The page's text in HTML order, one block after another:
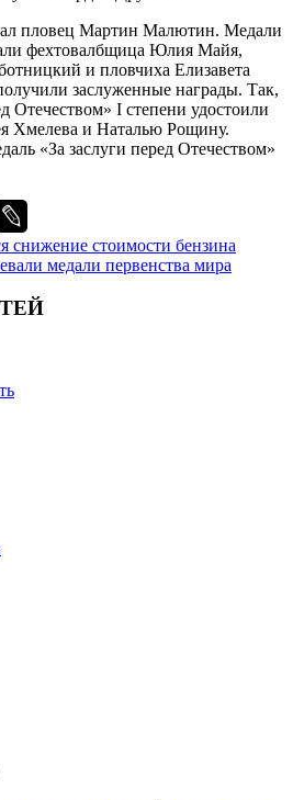
пловец Мартин Малютин. Медали
фехтовалбщица Юлия Майя,
и пловчиха Елизавета
заслуженные награды. Так,
Отечеством» I степени удостоили
Хмелева и Наталью Рощину.
«За заслуги перед Отечеством»
снижение стоимости бензина
медали первенства мира